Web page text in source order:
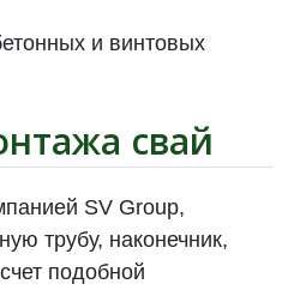
свай
SV Group,
трубу, наконечник,
подобной